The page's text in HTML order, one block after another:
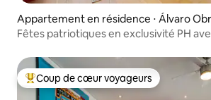
Appartement en résidence ⋅ Álvaro
Fêtes patriotiques en exclusivité PH
Coups de cœur voyageurs les plus
Coup de cœur voyageurs